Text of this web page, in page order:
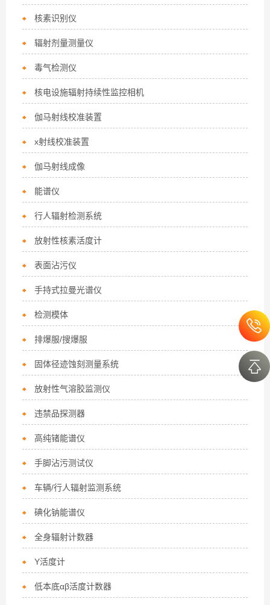
核素识别仪
辐射剂量测量仪
毒气检测仪
核电设施辐射持续性监控相机
伽马射线校准装置
x射线校准装置
伽马射线成像
能谱仪
行人辐射检测系统
放射性核素活度计
表面沾污仪
手持式拉曼光谱仪
检测模体
排爆服/搜爆服
固体径迹蚀刻测量系统
放射性气溶胶监测仪
违禁品探测器
高纯锗能谱仪
手脚沾污测试仪
车辆/行人辐射监测系统
碘化钠能谱仪
全身辐射计数器
Y活度计
低本底αβ活度计数器